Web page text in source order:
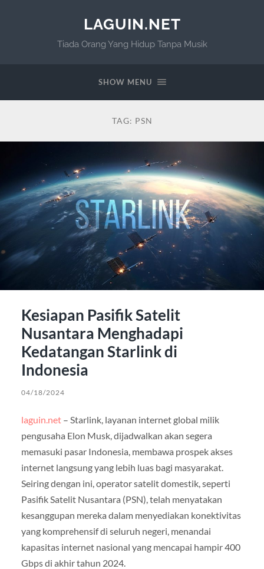
LAGUIN.NET
Tiada Orang Yang Hidup Tanpa Musik
SHOW MENU
TAG: PSN
Kesiapan Pasifik Satelit
Nusantara Menghadapi
Kedatangan Starlink di
Indonesia
04/18/2024
laguin.net– Starlink, layanan internet global milik
pengusaha Elon Musk, dijadwalkan akan segera
memasuki pasar Indonesia, membawa prospek akses
internet langsung yang lebih luas bagi masyarakat.
Seiring dengan ini, operator satelit domestik, seperti
Pasifik Satelit Nusantara (PSN), telah menyatakan
kesanggupan mereka dalam menyediakan konektivitas
yang komprehensif di seluruh negeri, menandai
kapasitas internet nasional yang mencapai hampir 400
Gbps di akhir tahun 2024.